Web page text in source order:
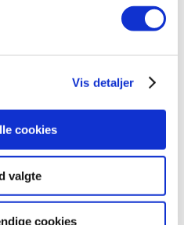
Vis detaljer
cookies
valgte
cookies
2025